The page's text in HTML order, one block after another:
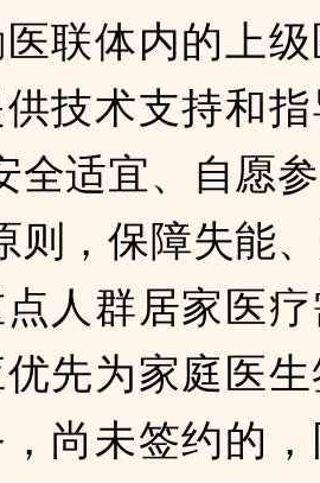
联体内的上
技术支持和
全适宜、自愿
则，保障失能
人群居家医
先为家庭医
尚未签约的